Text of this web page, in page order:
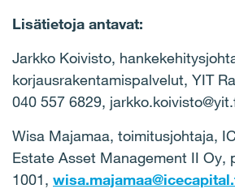
Lisätietoja antavat:
Jarkko Koivisto,
korjausrakentamispalvelut, YIT
040 557 6829,
Wisa Majamaa, toimitusjohtaja,
Estate Asset Management II Oy,
1001,